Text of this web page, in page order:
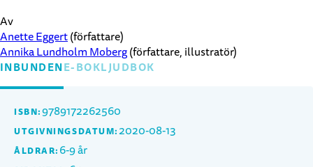
Av
Anette Eggert(författare)
Annika Lundholm Moberg(författare, illustratör)
INBUNDENE-BOKLJUDBOK
ISBN:9789172262560
UTGIVNINGSDATUM: 2020-08-13
ÅLDRAR: 6-9 år